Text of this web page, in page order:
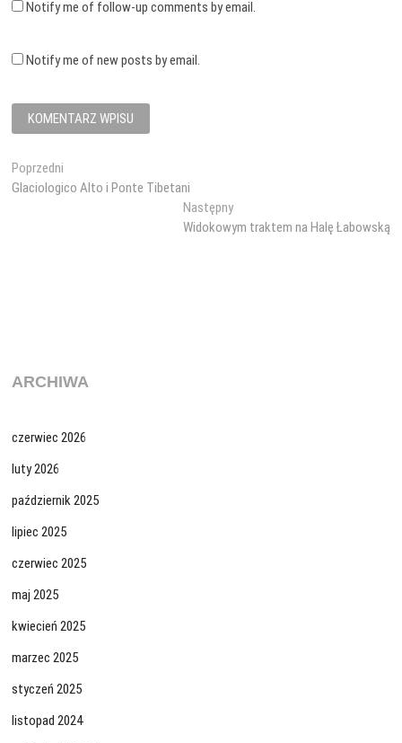
Notify me of follow-up comments by email.
Notify me of new posts by email.
Nawigacja
wpisu
Poprzedni
wpis:
Glaciologico Alto i Ponte Tibetani
NastępnyNastępny
wpis:
Widokowym traktem na Halę Łabowską
ARCHIWA
czerwiec 2026
luty 2026
październik 2025
lipiec 2025
czerwiec 2025
maj 2025
kwiecień 2025
marzec 2025
styczeń 2025
listopad 2024